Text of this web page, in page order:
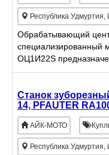
Республика Удмуртия,
Обрабатывающий
специализированный
ОЦ1И22S
сверления,
Станок
14, PFAUTER
АЙК-МОТО
Республика Удмуртия,